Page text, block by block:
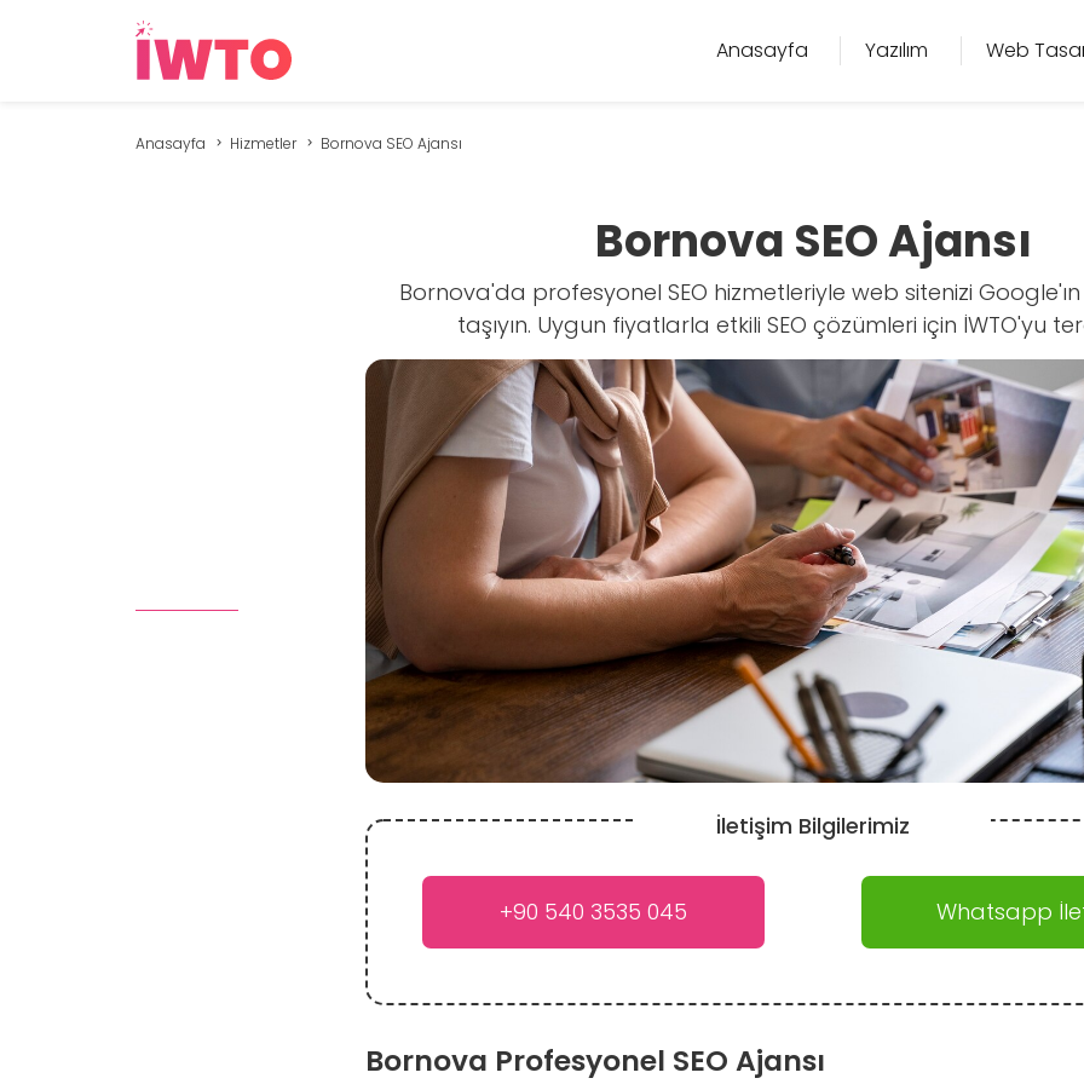
Anasayfa Yazılım Web
Anasayfa Hizmetler Bornova SEO Ajansı
Bornova SEO Ajansı
Bornova'da profesyonel SEO hizmetleriyle web sitenizi Google'ın
taşıyın. Uygun fiyatlarla etkili SEO çözümleri için İWTO'yu
İletişim Bilgilerimiz
+90 540 3535 045 Whatsapp
Bornova Profesyonel SEO Ajansı